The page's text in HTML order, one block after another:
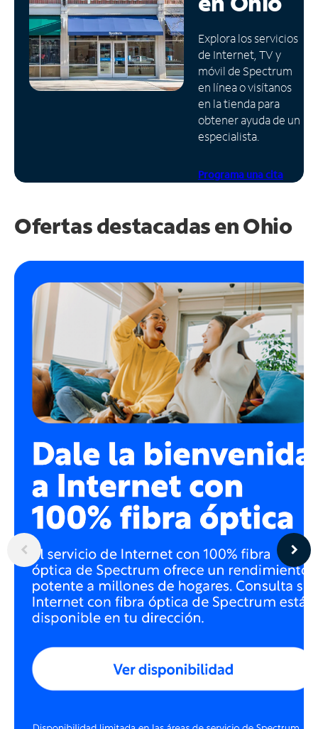
Administrar
cuenta
Encuentra
una
tienda
Explora los servicios
de Internet, TV y
móvil de Spectrum
en línea o visítanos
en la tienda para
obtener ayuda de un
especialista.
Programa una cita
Ofertas destacadas enOhio